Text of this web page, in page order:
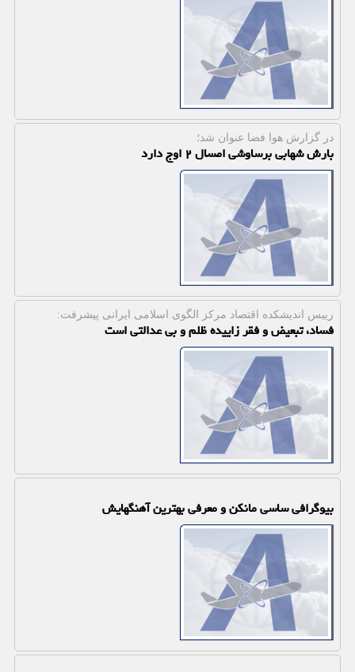
در گزارش هوا فضا عنوان شد؛
بارش شهابی برساوشی امسال ۲ اوج دارد
رییس اندیشكده اقتصاد مركز الگوی اسلامی ایرانی پیشرفت:
فساد، تبعیض و فقر زاییده ظلم و بی عدالتی است
بیوگرافی ساسی مانکن و معرفی بهترین آهنگهایش